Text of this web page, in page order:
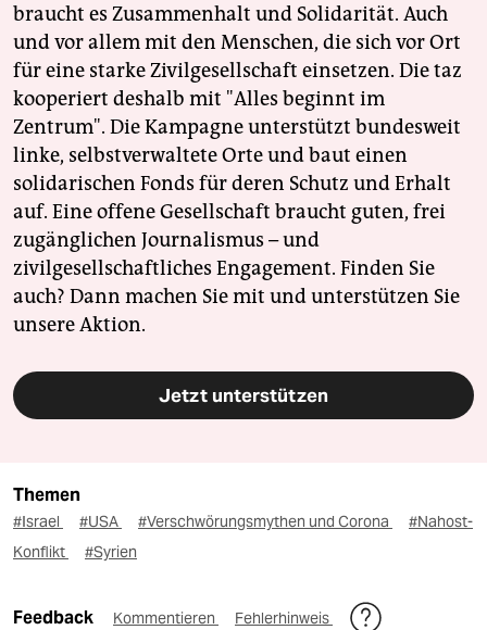
braucht es Zusammenhalt und Solidarität. Auch
und vor allem mit den Menschen, die sich vor Ort
für eine starke Zivilgesellschaft einsetzen. Die taz
kooperiert deshalb mit "Alles beginnt im
Zentrum". Die Kampagne unterstützt bundesweit
linke, selbstverwaltete Orte und baut einen
solidarischen Fonds für deren Schutz und Erhalt
auf. Eine offene Gesellschaft braucht guten, frei
zugänglichen Journalismus – und
zivilgesellschaftliches Engagement. Finden Sie
auch? Dann machen Sie mit und unterstützen Sie
unsere Aktion.
Jetzt unterstützen
Themen
#Israel #USA #Verschwörungsmythen und Corona
#Nahost-
Konflikt
#Syrien
Feedback Kommentieren Fehlerhinweis